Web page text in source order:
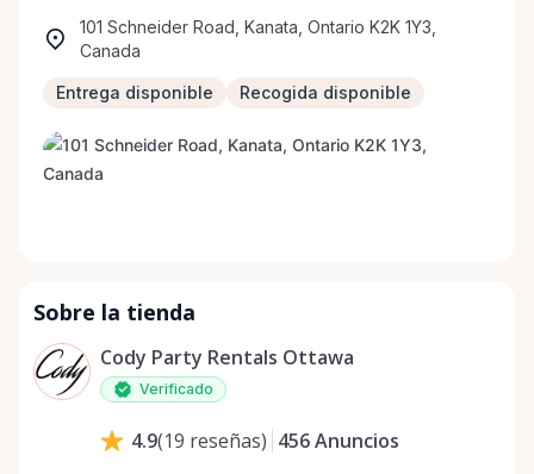
101 Schneider Road, Kanata, Ontario K2K 1Y3,
Canada
Entrega disponible Recogida disponible
Sobre la tienda
Cody Party Rentals Ottawa
Verificado
4.9(19 reseñas) 456Anuncios